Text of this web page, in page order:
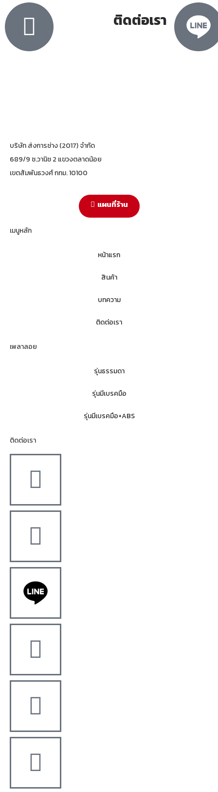
บริษัท ส่งการช่าง (2017) จำกัด
689/9 ซ.วานิช 2 แขวงตลาดน้อย
เขตสัมพันธวงศ์ กทม. 10100
แผนที่ร้าน
เมนูหลัก
หน้าแรก
สินค้า
บทความ
ติดต่อเรา
เพลาลอย
รุ่นธรรมดา
รุ่นมีเบรคมือ
รุ่นมีเบรคมือ+ABS
ติดต่อเรา
ติดต่อเรา